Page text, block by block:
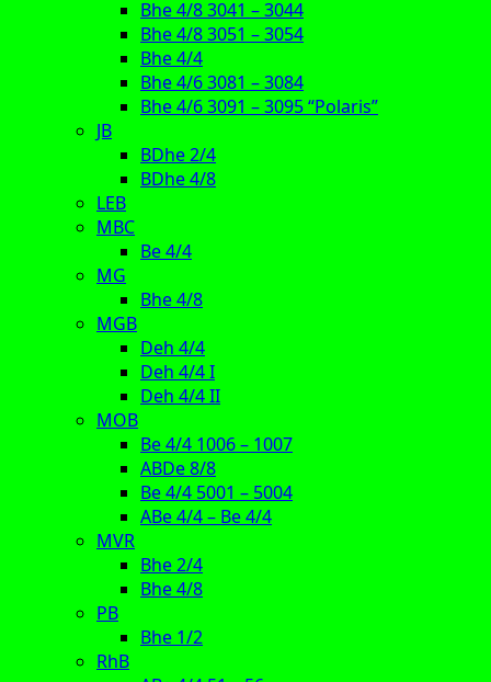
Bhe 4/8 3041 – 3044
Bhe 4/8 3051 – 3054
Bhe 4/4
Bhe 4/6 3081 – 3084
Bhe 4/6 3091 – 3095 “Polaris”
JB
BDhe 2/4
BDhe 4/8
LEB
MBC
Be 4/4
MG
Bhe 4/8
MGB
Deh 4/4
Deh 4/4 I
Deh 4/4 II
MOB
Be 4/4 1006 – 1007
ABDe 8/8
Be 4/4 5001 – 5004
ABe 4/4 – Be 4/4
MVR
Bhe 2/4
Bhe 4/8
PB
Bhe 1/2
RhB